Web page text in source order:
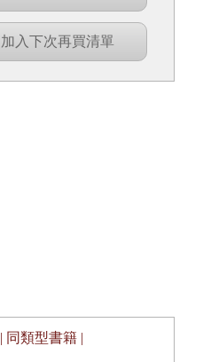
加入下次再買清單
| 同類型書籍 |